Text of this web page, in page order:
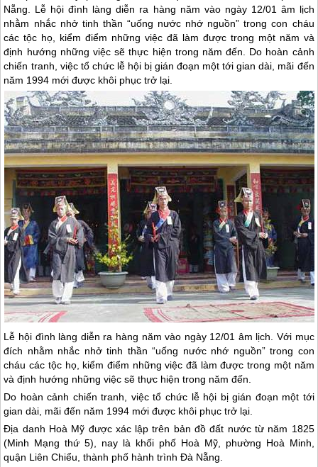
Nẵng. Lễ hội đình làng diễn ra hàng năm vào ngày 12/01 âm lịch
nhằm nhắc nhở tinh thần “uống nước nhớ nguồn” trong con cháu
các tộc họ, kiểm điểm những việc đã làm được trong một năm và
định hướng những việc sẽ thực hiện trong năm đến. Do hoàn cảnh
chiến tranh, việc tổ chức lễ hội bị gián đoạn một tới gian dài, mãi đến
năm 1994 mới được khôi phục trở lại.
Lễ hội đình làng diễn ra hàng năm vào ngày 12/01 âm lịch. Với mục
đích nhằm nhắc nhở tinh thần “uống nước nhớ nguồn” trong con
cháu các tộc họ, kiểm điểm những việc đã làm được trong một năm
và định hướng những việc sẽ thực hiện trong năm đến.
Do hoàn cảnh chiến tranh, việc tổ chức lễ hội bị gián đoạn một tới
gian dài, mãi đến năm 1994 mới được khôi phục trở lại.
Địa danh Hoà Mỹ được xác lập trên bản đồ đất nước từ năm 1825
(Minh Mạng thứ 5), nay là khối phố Hoà Mỹ, phường Hoà Minh,
quận Liên Chiểu, thành phố hành trìnhĐà Nẵng.